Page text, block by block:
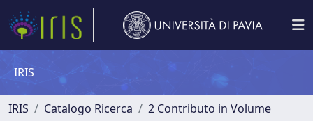
IRIS
IRIS Catalogo Ricerca
2 Contributo in Volume